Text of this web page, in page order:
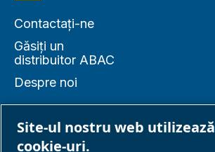
Contactați-ne
Găsiți un
distribuitor ABAC
Despre noi
Site-ul nostru web utilizează
cookie-uri.